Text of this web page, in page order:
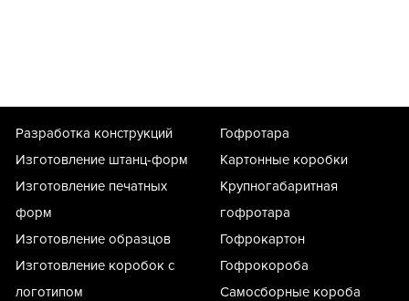
Разработка конструкций
Изготовление штанц-форм
Изготовление печатных
форм
Изготовление образцов
Изготовление коробок с
логотипом
Гофротара
Картонные коробки
Крупногабаритная
гофротара
Гофрокартон
Гофрокороба
Самосборные короба